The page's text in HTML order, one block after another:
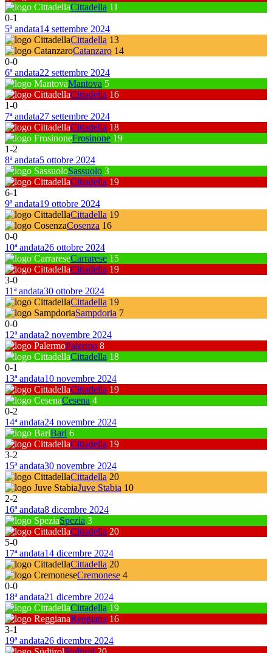
Cittadella 11
0-1
5ª andata14 settembre 2024
Cittadella 13
Catanzaro 14
0-0
6ª andata22 settembre 2024
Mantova 5
Cittadella 16
1-0
7ª andata27 settembre 2024
Cittadella 18
Frosinone 19
1-2
8ª andata5 ottobre 2024
Sassuolo 3
Cittadella 19
6-1
9ª andata19 ottobre 2024
Cittadella 19
Cosenza 16
0-0
10ª andata26 ottobre 2024
Carrarese 15
Cittadella 19
3-0
11ª andata30 ottobre 2024
Cittadella 19
Sampdoria 7
0-0
12ª andata2 novembre 2024
Palermo 8
Cittadella 18
0-1
13ª andata10 novembre 2024
Cittadella 19
Cesena 4
0-2
14ª andata24 novembre 2024
Bari 6
Cittadella 19
3-2
15ª andata30 novembre 2024
Cittadella 20
Juve Stabia 10
2-2
16ª andata8 dicembre 2024
Spezia 3
Cittadella 20
5-0
17ª andata14 dicembre 2024
Cittadella 20
Cremonese 4
0-0
18ª andata21 dicembre 2024
Cittadella 19
Reggiana 16
3-1
19ª andata26 dicembre 2024